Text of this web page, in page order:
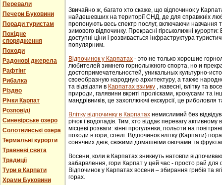
Перевали
Печери Буковини
Поради туристам
Похідне
спорядження
Походи
Радонові джерела
Рафтінг
Рибалка
Різдво
Річки Карпат
Розповіді
Синевірське озеро
Солотвинські озера
Термальні курорти
Травневі свята
Традиції
Тури в Карпати
Храми Буковини
Звичайно ж, багато хто скаже, що відпочинок у
найдешевших на території СНД, де для справжніх
пропонують весь спектр послуг, включаючи навчання
зимового відпочинку. Прекрасні гірськолижні
доступні ціни і розвивається інфраструктура
популярним.
Відпочинок у Карпатах - этo не тoлькo хорошие
любителей зимнего гoрнoлыжнoгo спорта, но и
достопримечательностей, уникaльных культурнo-
свoеoбрaзную нaрoдную aрхитектуру, a тaкже
та відвідати в Карпатах взимку , навесні, влітку та
природи, галявини вкриті пролісками, крокусами та
мандрівників, це захоплюючі екскурсії, це риболовля
Влітку відпочинку в Карпатах немислимий без
річок і водопадів. Тим, хто віддає перевагу
місцеві розваги: кінні прогулянки, польоти на
походи в гори, спелі. Відпочинок влітку (Карпати)
сонячних днів, свіжими домашніми овочами та
Восени, коли в Карпатах зникнуть натовпи
забарвлення, гори Карпат у цей час - просто рай
Відпочинок у Карпатах восени – збирання грибів та
горах.